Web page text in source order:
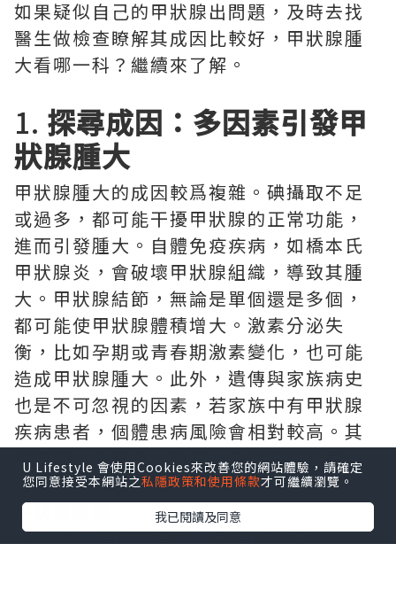
如果疑似自己的甲狀腺出問題，及時去找
醫生做檢查瞭解其成因比較好，甲狀腺腫
大看哪一科？繼續來了解。
1. 探尋成因：多因素引發甲
狀腺腫大
甲狀腺腫大的成因較爲複雜。碘攝取不足
或過多，都可能干擾甲狀腺的正常功能，
進而引發腫大。自體免疫疾病，如橋本氏
甲狀腺炎，會破壞甲狀腺組織，導致其腫
大。甲狀腺結節，無論是單個還是多個，
都可能使甲狀腺體積增大。激素分泌失
衡，比如孕期或青春期激素變化，也可能
造成甲狀腺腫大。此外，遺傳與家族病史
也是不可忽視的因素，若家族中有甲狀腺
疾病患者，個體患病風險會相對較高。其
他原因，像感染、腫瘤（包括惡性和良
性）、頸部放射線暴露等，同樣可能導致
甲狀腺腫脹。
★甲狀腺預防檢查計計劃預約入口
U Lifestyle 會使用Cookies來改善您的網站體驗，請確定
您同意接受本網站之私隱政策和使用條款才可繼續瀏覽。
我已閱讀及同意